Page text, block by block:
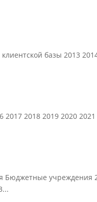
базы 2013
2018 2019 2020
учреждения